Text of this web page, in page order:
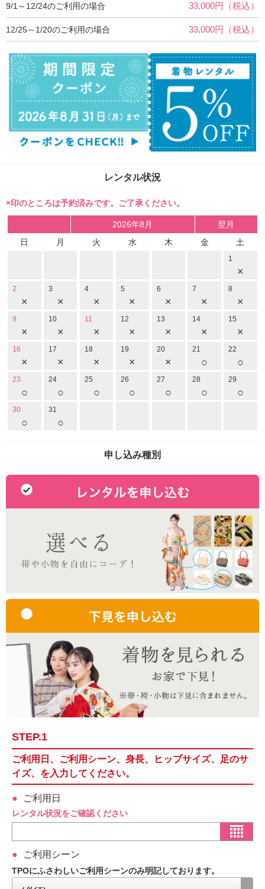
9/1～12/24のご利用の場合 33,000円（税込）
12/25～1/20のご利用の場合 33,000円（税込）
レンタル状況
×印のところは予約済みです。ご了承ください。
2026年8月
翌月
日
月 火 水 木 金 土
1
×
2
×
3
×
4
×
5
×
6
×
7
×
8
×
9
×
10
×
11
×
12
×
13
×
14
×
15
×
16
×
17
×
18
×
19
×
20
×
21
○
22
○
23
○
24
○
25
○
26
○
27
○
28
○
29
○
30
○
31
○
申し込み種別
STEP.1
ご利用日、ご利用シーン、身長、ヒップサイズ、足のサ
イズ、を入力してください。
ご利用日
レンタル状況をご確認ください
ご利用シーン
TPOにふさわしいご利用シーンのみ明記しております。